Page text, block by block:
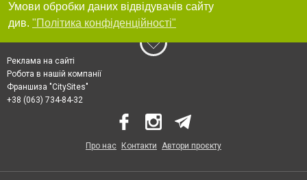
Умови обробки даних відвідувачів сайту
див. "Політика конфіденційності"
Реклама на сайті
Робота в нашій компанії
Франшиза "CitySites"
+38 (063) 734-84-32
Про нас Контакти Автори проєкту